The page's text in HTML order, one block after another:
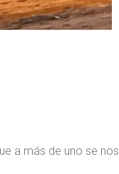
a más de uno se nos